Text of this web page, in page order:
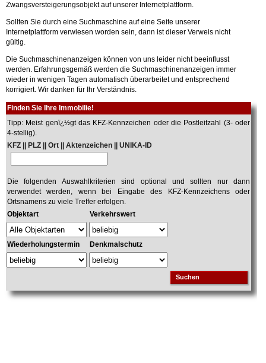
nach Amtsgericht
Zwangsversteigerungsobjekt auf unserer Internetplattform.
Sollten Sie durch eine Suchmaschine auf eine Seite unserer
Internetplattform verwiesen worden sein, dann ist dieser Verweis nicht
gültig.
Die Suchmaschinenanzeigen können von uns leider nicht beeinflusst
werden. Erfahrungsgemäß werden die Suchmaschinenanzeigen immer
wieder in wenigen Tagen automatisch überarbeitet und entsprechend
korrigiert. Wir danken für Ihr Verständnis.
Finden Sie Ihre Immobilie!
Tipp: Meist genï¿½gt das KFZ-Kennzeichen oder die Postleitzahl (3- oder
4-stellig).
KFZ || PLZ || Ort || Aktenzeichen || UNIKA-ID
Die folgenden Auswahlkriterien sind optional und sollten nur dann
verwendet werden, wenn bei Eingabe des KFZ-Kennzeichens oder
Ortsnamens zu viele Treffer erfolgen.
Objektart
Verkehrswert
Wiederholungstermin Denkmalschutz
Suchen